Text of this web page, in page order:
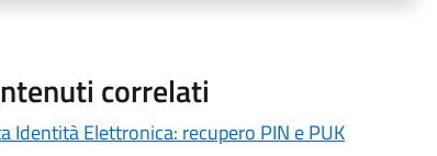
correlati
Identità Elettronica: recupero PIN e PUK